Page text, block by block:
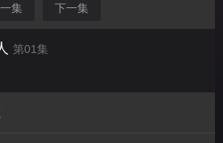
一集 下一集
第01集